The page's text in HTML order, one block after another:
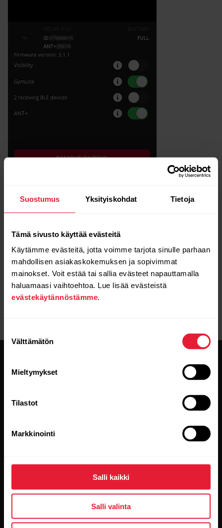
Suostumus Yksityiskohdat Tietoja
Tämä sivusto käyttää evästeitä
Käytämme evästeitä, jotta voimme tarjota sinulle parhaan
mahdollisen asiakaskokemuksen ja sopivimmat
mainokset. Voit estää tai sallia evästeet napauttamalla
haluamaasi vaihtoehtoa. Lue lisää evästeistä
evästekäytännöstämme.
valinta
Välttämätön
Mieltymykset
Tilastot
Markkinointi
Salli kaikki
Salli valinta